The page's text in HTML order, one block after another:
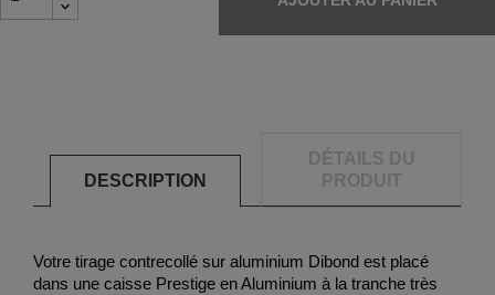
DESCRIPTION
DÉTAILS DU
PRODUIT
Votre tirage contrecollé sur aluminium Dibond est placé
dans une caisse Prestige en Aluminium à la tranche très